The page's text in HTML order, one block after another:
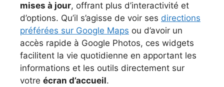
mises à jour, offrant plus d’interactivité et
d’options. Qu’il s’agisse de voir ses directions
préférées sur Google Maps ou d’avoir un
accès rapide à Google Photos, ces widgets
facilitent la vie quotidienne en apportant les
informations et les outils directement sur
votre écran d’accueil.